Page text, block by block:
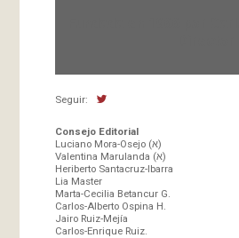
Seguir:
Consejo Editorial
Luciano Mora-Osejo (א)
Valentina Marulanda (א)
Heriberto Santacruz-Ibarra
Lia Master
Marta-Cecilia Betancur G.
Carlos-Alberto Ospina H.
Jairo Ruiz-Mejía
Carlos-Enrique Ruiz.